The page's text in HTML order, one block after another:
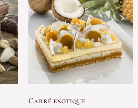
Carré exotique